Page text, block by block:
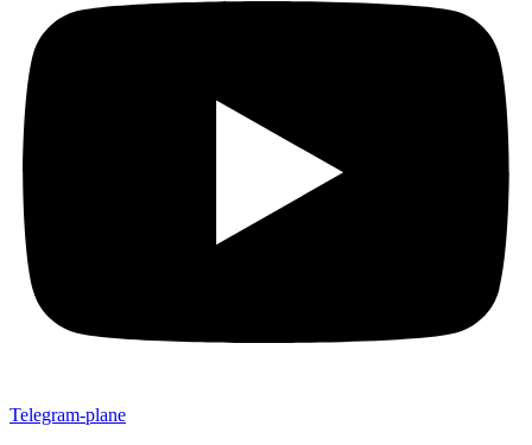
Telegram-plane